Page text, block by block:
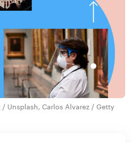
Unsplash, Carlos Alvarez / Getty